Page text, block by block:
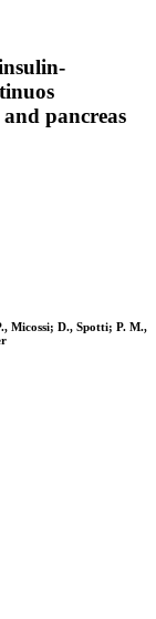
pancreas
Micossi; D., Spotti; P. M.,